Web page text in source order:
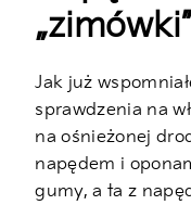
Jak już
sprawdzenia na
na ośnieżonej
napędem i
gumy, a ta z